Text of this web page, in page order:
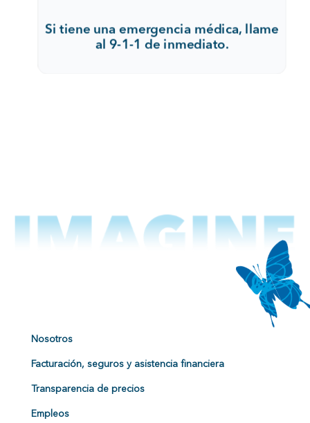
Nosotros
Facturación, seguros y asistencia financiera
Transparencia de precios
Empleos